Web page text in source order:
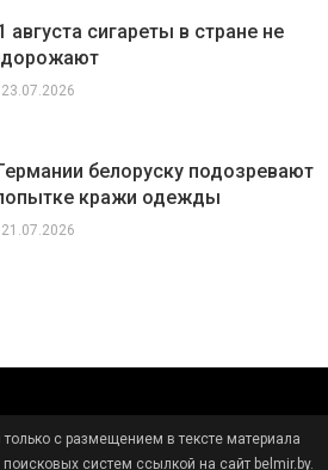
августа сигареты в стране не
23.07.2026
белоруску подозревают
кражи одежды
21.07.2026
с размещением в тексте материала
систем ссылкой на сайт belmir.by.